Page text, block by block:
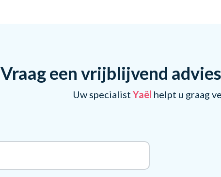
Vraag een vrijblijvend
Uw specialist Yaël helpt u graag